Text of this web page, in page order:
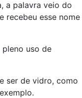
a palavra veio do
recebeu esse nome
uso de
ser de vidro, como